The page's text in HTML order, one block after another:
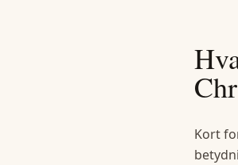
Kort